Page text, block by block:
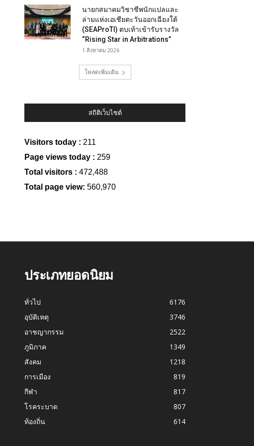
นายกสมาคมวิชาชีพนักแปลและ
ล่ามแห่งเอเชียตะวันออกเฉียงใต้
(SEAProTI) ตบเท้าเข้ารับรางวัล
“Rising Star in Arbitrations”
1 สิงหาคม 2026
โหลดเพิ่มเติม
สถิติเว็บไซต์
Visitors today : 211
Page views today : 259
Total visitors : 472,488
Total page view: 560,970
ประเภทยอดนิยม
ทั่วไป
6176
อุบัติเหตุ
3746
อาชญากรรม
2522
ภูมิภาค
1349
สังคม
1218
การเมือง
819
กีฬา
817
โรคระบาด
807
ท้องถิ่น
614